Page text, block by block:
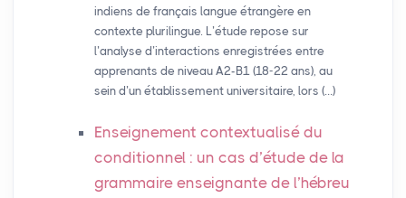
indiens de français langue étrangère en
contexte plurilingue. L’étude repose sur
l’analyse d’interactions enregistrées entre
apprenants de niveau A2-B1 (18-22 ans), au
sein d’un établissement universitaire, lors (…)
Enseignement contextualisé du
conditionnel : un cas d’étude de la
grammaire enseignante de l’hébreu